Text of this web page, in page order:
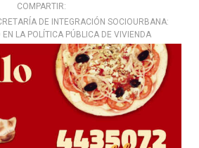
COMPARTIR:
DE INTEGRACIÓN SOCIOURBANA:
EN LA POLÍTICA PÚBLICA DE VIVIENDA